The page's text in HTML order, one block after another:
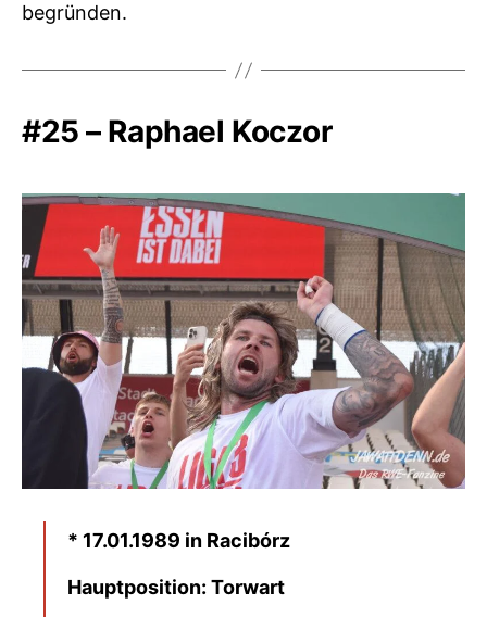
begründen.
#25 – Raphael Koczor
* 17.01.1989 in Racibórz
Hauptposition: Torwart